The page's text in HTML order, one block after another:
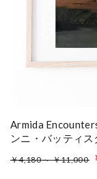
Armida
ンニ・バッティ
￥4,180 ～ ￥11,000